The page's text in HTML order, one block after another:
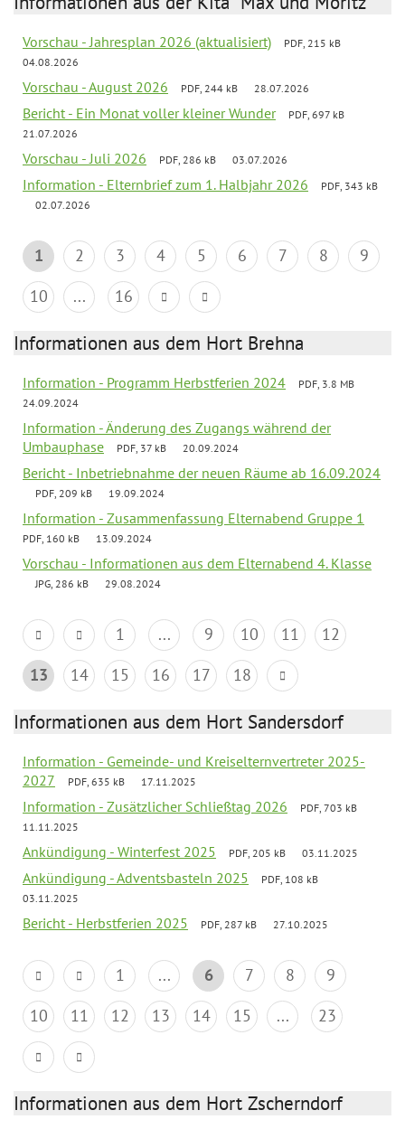
Vorschau - Jahresplan 2026 (aktualisiert)
PDF, 215 kB
04.08.2026
Vorschau - August 2026 PDF, 244 kB 28.07.2026
Bericht - Ein Monat voller kleiner Wunder
PDF, 697 kB
21.07.2026
Vorschau - Juli 2026 PDF, 286 kB 03.07.2026
Information - Elternbrief zum 1. Halbjahr 2026
PDF, 343 kB
02.07.2026
1 2 3 4 5 6 7 8
9
10
... 16
Informationen aus dem Hort Brehna
Information - Programm Herbstferien 2024
PDF, 3.8 MB
24.09.2024
Information - Änderung des Zugangs während der
Umbauphase
PDF, 37 kB 20.09.2024
Bericht - Inbetriebnahme der neuen Räume ab 16.09.2024
PDF, 209 kB 19.09.2024
Information - Zusammenfassung Elternabend Gruppe 1
PDF, 160 kB 13.09.2024
Vorschau - Informationen aus dem Elternabend 4. Klasse
JPG, 286 kB 29.08.2024
1 ... 9 10 11
12
13
14 15 16 17 18
Informationen aus dem Hort Sandersdorf
Information - Gemeinde- und Kreiselternvertreter 2025-
2027
PDF, 635 kB 17.11.2025
Information - Zusätzlicher Schließtag 2026
PDF, 703 kB
11.11.2025
Ankündigung - Winterfest 2025 PDF, 205 kB 03.11.2025
Ankündigung - Adventsbasteln 2025
PDF, 108 kB
03.11.2025
Bericht - Herbstferien 2025 PDF, 287 kB 27.10.2025
1 ... 6 7 8
9
10
11 12 13 14 15 ... 23
Informationen aus dem Hort Zscherndorf